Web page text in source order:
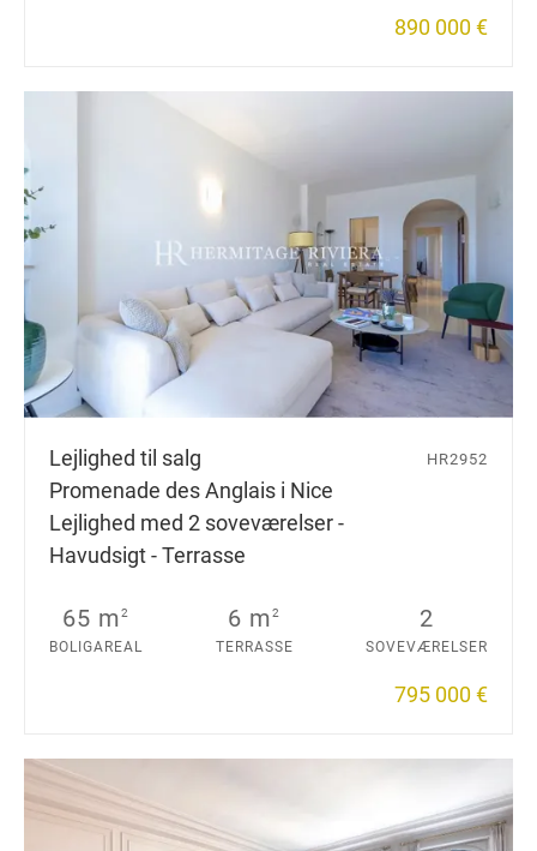
890 000 €
Lejlighed til salg
Promenade des Anglais i Nice
Lejlighed med 2 soveværelser -
Havudsigt - Terrasse
HR2952
65 m2
BOLIGAREAL
6 m2
TERRASSE
2
SOVEVÆRELSER
795 000 €